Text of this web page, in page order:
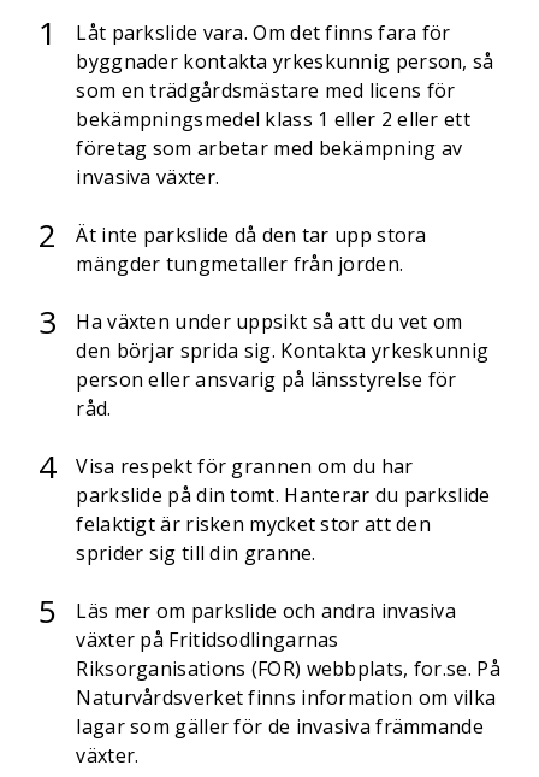
Låt parkslide vara. Om det finns fara för
byggnader kontakta yrkeskunnig person, så
som en trädgårdsmästare med licens för
bekämpningsmedel klass 1 eller 2 eller ett
företag som arbetar med bekämpning av
invasiva växter.
Ät inte parkslide då den tar upp stora
mängder tungmetaller från jorden.
Ha växten under uppsikt så att du vet om
den börjar sprida sig. Kontakta yrkeskunnig
person eller ansvarig på länsstyrelse för
råd.
Visa respekt för grannen om du har
parkslide på din tomt. Hanterar du parkslide
felaktigt är risken mycket stor att den
sprider sig till din granne.
Läs mer om parkslide och andra invasiva
växter på Fritidsodlingarnas
Riksorganisations (FOR) webbplats, for.se. På
Naturvårdsverket finns information om vilka
lagar som gäller för de invasiva främmande
växter.